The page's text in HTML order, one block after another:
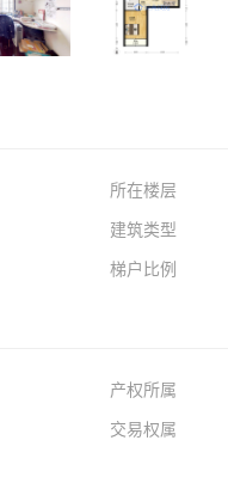
所在楼层
建筑类型
梯户比例
产权所属
交易权属